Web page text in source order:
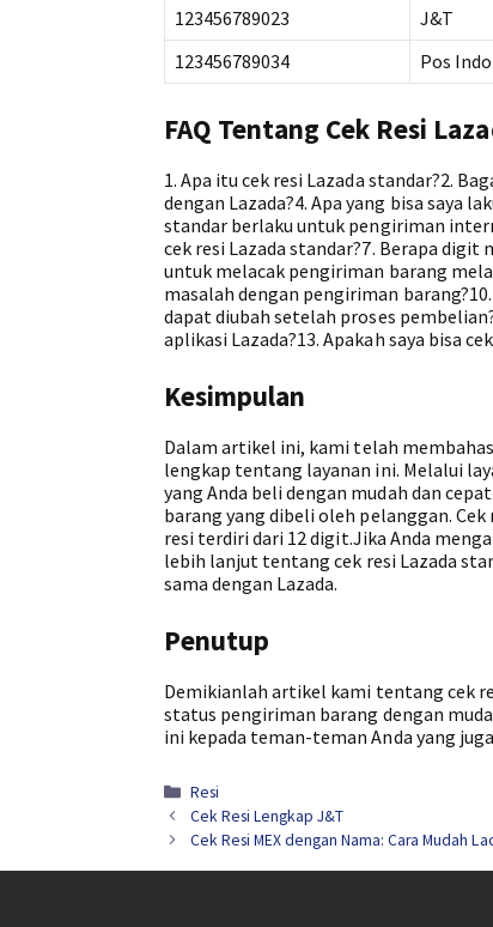
123456789023
J&T
123456789034
Pos
FAQ Tentang Cek Resi
1. Apa itu cek resi Lazada standar?2.
dengan Lazada?4. Apa yang bisa saya
standar berlaku untuk pengiriman
cek resi Lazada standar?7. Berapa digit
untuk melacak pengiriman barang
masalah dengan pengiriman
dapat diubah setelah proses
aplikasi Lazada?13. Apakah saya bisa
Kesimpulan
Dalam artikel ini, kami telah
lengkap tentang layanan ini. Melalui
yang Anda beli dengan mudah dan
barang yang dibeli oleh pelanggan.
resi terdiri dari 12 digit.Jika Anda
lebih lanjut tentang cek resi Lazada
sama dengan Lazada.
Penutup
Demikianlah artikel kami tentang cek
status pengiriman barang dengan
ini kepada teman-teman Anda yang
Kategori
Resi
Cek Resi Lengkap J&T
Cek Resi MEX dengan Nama: Cara Mudah